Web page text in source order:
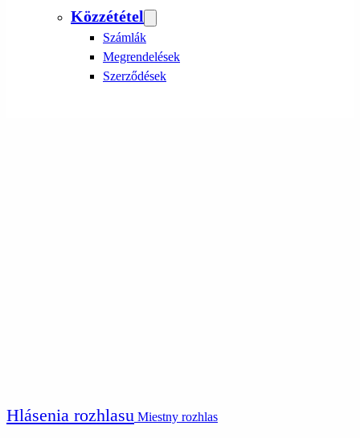
Közzététel
Számlák
Megrendelések
Szerződések
Hlásenia rozhlasu Miestny rozhlas